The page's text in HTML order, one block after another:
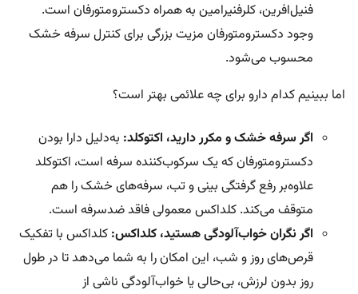
فنیل‌افرین، کلرفنیرامین به همراه دکسترومتورفان است.
وجود دکسترومتورفان مزیت بزرگی برای کنترل سرفه‌ خشک
محسوب می‌شود.
اما ببینیم کدام دارو برای چه علائمی بهتر است؟
اگر سرفه خشک و مکرر دارید، اکتوکلد: به‌دلیل دارا بودن
دکسترومتورفان که یک سرکوب‌کننده سرفه است، اکتوکلد
علاوه‌بر رفع گرفتگی بینی و تب، سرفه‌های خشک را هم
متوقف می‌کند. کلداکس معمولی فاقد ضدسرفه است.
اگر نگران خواب‌آلودگی هستید، کلداکس: کلداکس با تفکیک
قرص‌های روز و شب، این امکان را به شما می‌دهد تا در طول
روز بدون لرزش، بی‌حالی یا خواب‌آلودگی ناشی از